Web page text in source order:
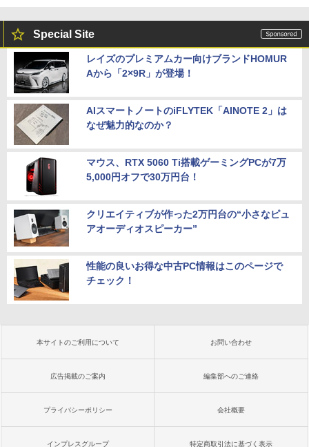
Special Site
レイズのプレミアムカー向けブランドHOMUR
Aから「2×9R」が登場！
AIスマートノートのiFLYTEK「AINOTE 2」は
なぜ魅力的なのか？
マウス、RTX 5060 Ti搭載ゲーミングPCが7万
5,000円オフで30万円台！
クリエイティブが作った2万円台の“小さなピュ
アオーディオスピーカー”
性能の良いお得な中古PC情報はこのページで
チェック！
本サイトのご利用について お問い合わせ
広告掲載のご案内 編集部へのご連絡
プライバシーポリシー 会社概要
インプレスグループ 特定商取引法に基づく表示